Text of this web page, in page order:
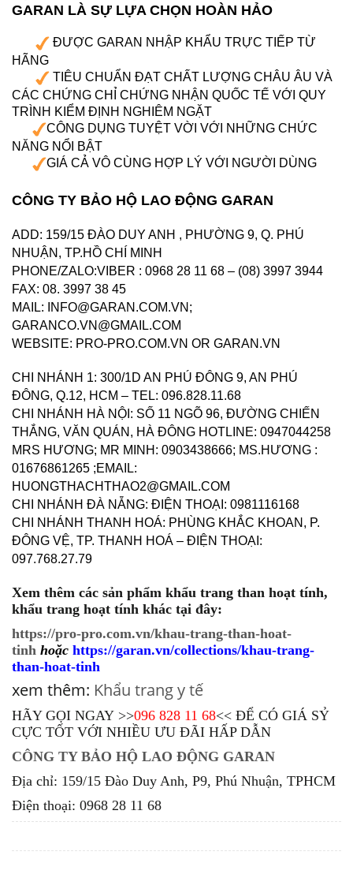
GARAN LÀ SỰ LỰA CHỌN HOÀN HẢO
ĐƯỢC GARAN NHẬP KHẨU TRỰC TIẾP TỪ
HÃNG
TIÊU CHUẨN ĐẠT CHẤT LƯỢNG CHÂU ÂU VÀ
CÁC CHỨNG CHỈ CHỨNG NHẬN QUỐC TẾ VỚI QUY
TRÌNH KIỂM ĐỊNH NGHIÊM NGẶT
CÔNG DỤNG TUYỆT VỜI VỚI NHỮNG CHỨC
NĂNG NỔI BẬT
GIÁ CẢ VÔ CÙNG HỢP LÝ VỚI NGƯỜI DÙNG
CÔNG TY BẢO HỘ LAO ĐỘNG GARAN
ADD: 159/15 ĐÀO DUY ANH , PHƯỜNG 9, Q. PHÚ
NHUẬN, TP.HỒ CHÍ MINH
PHONE/ZALO:VIBER : 0968 28 11 68 – (08) 3997 3944
FAX: 08. 3997 38 45
MAIL: INFO@GARAN.COM.VN;
GARANCO.VN@GMAIL.COM
WEBSITE: PRO-PRO.COM.VN OR GARAN.VN
CHI NHÁNH 1: 300/1D AN PHÚ ĐÔNG 9, AN PHÚ
ĐÔNG, Q.12, HCM – TEL: 096.828.11.68
CHI NHÁNH HÀ NỘI: SỐ 11 NGÕ 96, ĐƯỜNG CHIẾN
THẮNG, VĂN QUÁN, HÀ ĐÔNG HOTLINE: 0947044258
MRS HƯƠNG; MR MINH: 0903438666; MS.HƯƠNG :
01676861265 ;EMAIL:
HUONGTHACHTHAO2@GMAIL.COM
CHI NHÁNH ĐÀ NẴNG: ĐIỆN THOẠI: 0981116168
CHI NHÁNH THANH HOÁ: PHÙNG KHẮC KHOAN, P.
ĐÔNG VỆ, TP. THANH HOÁ – ĐIỆN THOẠI:
097.768.27.79
Xem thêm các sản phẩm khẩu trang than hoạt tính,
khẩu trang hoạt tính khác tại đây:
https://pro-pro.com.vn/khau-trang-than-hoat-
tinh hoặc https://garan.vn/collections/khau-trang-
than-hoat-tinh
xem thêm: Khẩu trang y tế
HÃY GỌI NGAY >>096 828 11 68<< ĐỂ CÓ GIÁ SỶ
CỰC TỐT VỚI NHIỀU ƯU ĐÃI HẤP DẪN
CÔNG TY BẢO HỘ LAO ĐỘNG GARAN
Địa chỉ: 159/15 Đào Duy Anh, P9, Phú Nhuận, TPHCM
Điện thoại: 0968 28 11 68